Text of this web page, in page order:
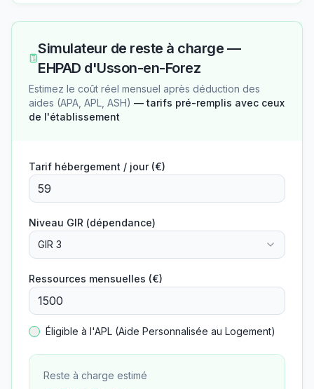
Simulateur de reste à charge —
EHPAD d'Usson-en-Forez
Estimez le coût réel mensuel après déduction des
aides (APA, APL, ASH) — tarifs pré-remplis avec ceux
de l'établissement
Tarif hébergement / jour (€)
Niveau GIR (dépendance)
GIR 3
Ressources mensuelles (€)
Éligible à l'APL (Aide Personnalisée au Logement)
Reste à charge estimé